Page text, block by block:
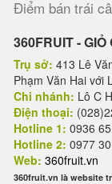
Điểm bán trái
360FRUIT -
Trụ sở: 413 Lê
Phạm Văn Hai với
Chi nhánh: Lô C
Điện thoại:
Hotline 1: 0936
Hotline 2: 0977
Web: 360fruit.vn
360fruit.vn là website